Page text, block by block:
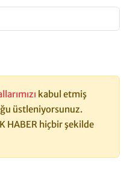
kabul etmiş
üstleniyorsunuz.
HABER hiçbir şekilde